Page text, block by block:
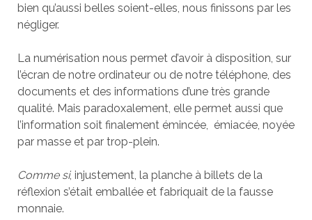
bien qu’aussi belles soient-elles, nous finissons par les
négliger.
La numérisation nous permet d’avoir à disposition, sur
l’écran de notre ordinateur ou de notre téléphone, des
documents et des informations d’une très grande
qualité. Mais paradoxalement, elle permet aussi que
l’information soit finalement émincée, émiacée, noyée
par masse et par trop-plein.
Comme si, injustement, la planche à billets de la
réflexion s’était emballée et fabriquait de la fausse
monnaie.